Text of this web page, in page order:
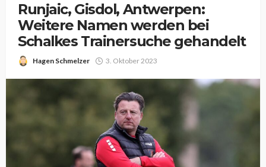
Runjaic, Gisdol, Antwerpen:
Weitere Namen werden bei
Schalkes Trainersuche gehandelt
Hagen Schmelzer 3. Oktober 2023